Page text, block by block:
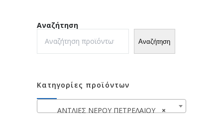
Αναζήτηση
Αναζήτηση
Κατηγορίες προϊόντων
×
ΑΝΤΛΙΕΣ ΝΕΡΟΥ ΠΕΤΡΕΛΑΙΟΥ